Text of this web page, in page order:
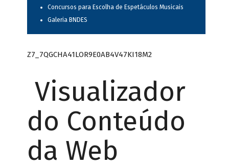
Concursos para Escolha de Espetáculos Musicais
Galeria BNDES
Z7_7QGCHA41LOR9E0AB4V47KI18M2
Visualizador
do Conteúdo
da Web